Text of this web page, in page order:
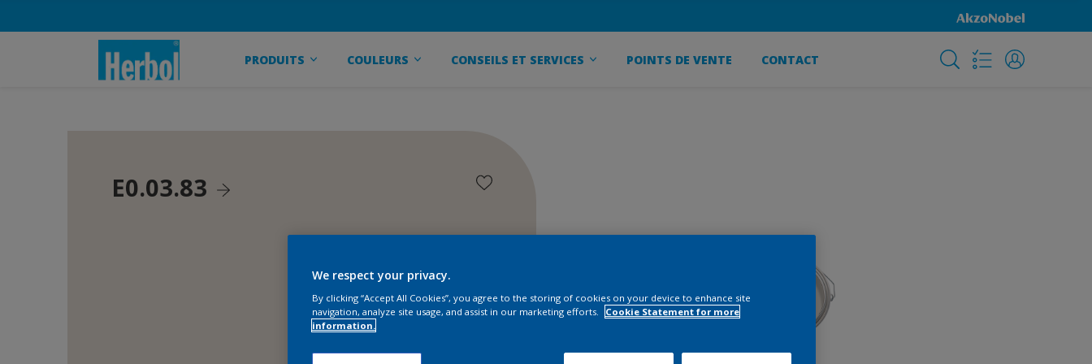
PRODUITS COULEURS CONSEILS ET SERVICES POINTS DE VENTE CONTACT
E0.03.83
We respect your privacy.
By clicking “Accept All Cookies”, you agree to the storing of cookies on your device to enhance site
navigation, analyze site usage, and assist in our marketing efforts.
Cookie Statement for more
information.